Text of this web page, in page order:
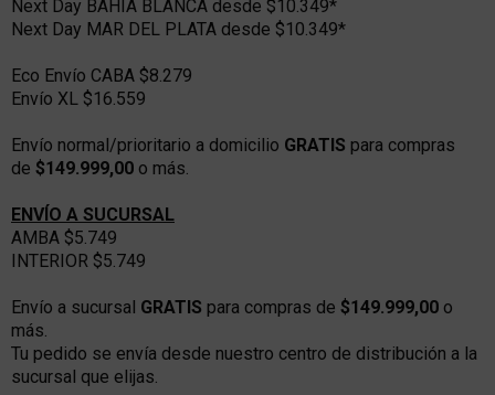
Next Day BAHÍA BLANCA desde $10.349*
Next Day MAR DEL PLATA desde $10.349*
Eco Envío CABA $8.279
Envío XL $16.559
Envío normal/prioritario a domicilio GRATIS para compras
de $149.999,00 o más.
ENVÍO A SUCURSAL
AMBA $5.749
INTERIOR $5.749
Envío a sucursal GRATIS para compras de $149.999,00 o
más.
Tu pedido se envía desde nuestro centro de distribución a la
sucursal que elijas.